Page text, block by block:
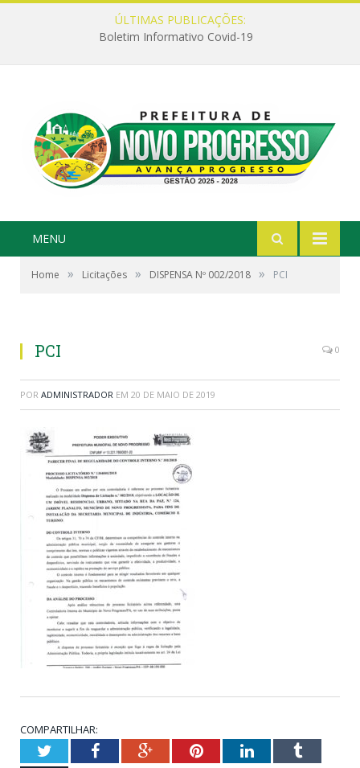
ÚLTIMAS PUBLICAÇÕES:
Boletim Informativo Covid-19
MENU
Home » Licitações » DISPENSA Nº 002/2018 » PCI
PCI 0
POR ADMINISTRADOR EM 20 DE MAIO DE 2019
COMPARTILHAR:
TwitterFacebookGoogle+PinterestLinkedInTumblr